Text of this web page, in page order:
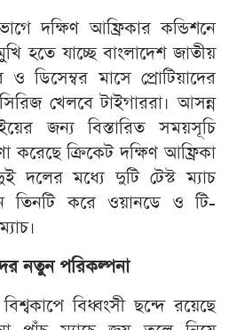
দক্ষিণ আফ্রিকার কন্ডিশনে
হতে যাচ্ছে বাংলাদেশ জাতীয়
ডিসেম্বর মাসে প্রোটিয়াদের
খেলবে টাইগাররা। আসন্ন
জন্য বিস্তারিত সময়সূচি
করেছে ক্রিকেট দক্ষিণ আফ্রিকা
মধ্যে দুটি টেস্ট ম্যাচ
তিনটি করে ওয়ানডে ও টি-
নতুন পরিকল্পনা
বিধ্বংসী ছন্দে রয়েছে